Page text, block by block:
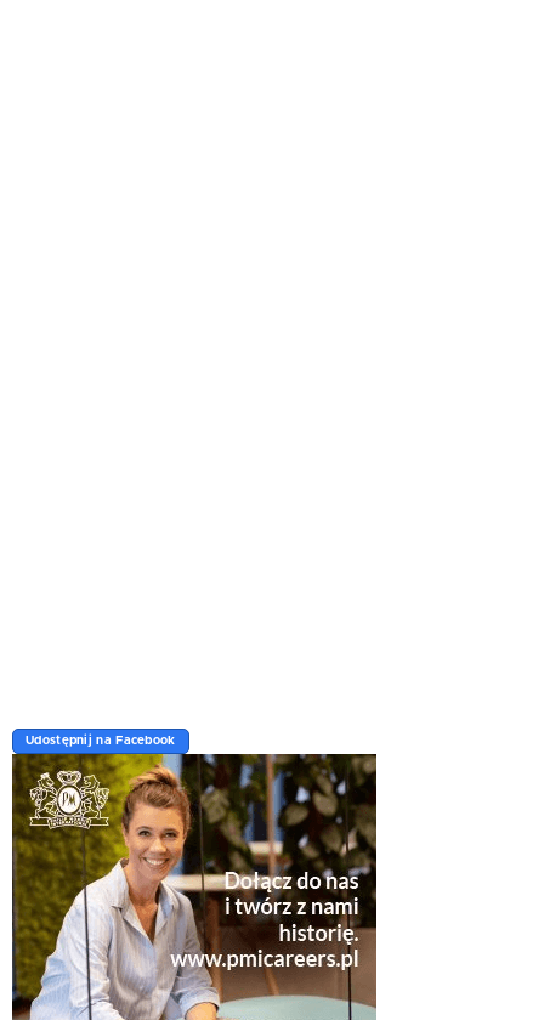
Udostępnij na Facebook